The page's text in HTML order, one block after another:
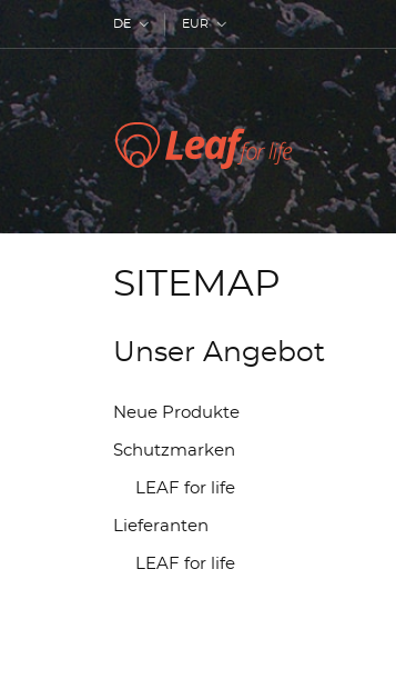
DE EUR
SITEMAP
Unser Angebot
Neue Produkte
Schutzmarken
LEAF for life
Lieferanten
LEAF for life